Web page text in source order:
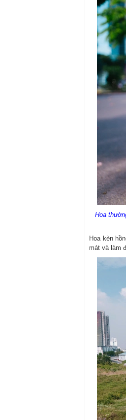
Hoa
Hoa kèn
mát và làm